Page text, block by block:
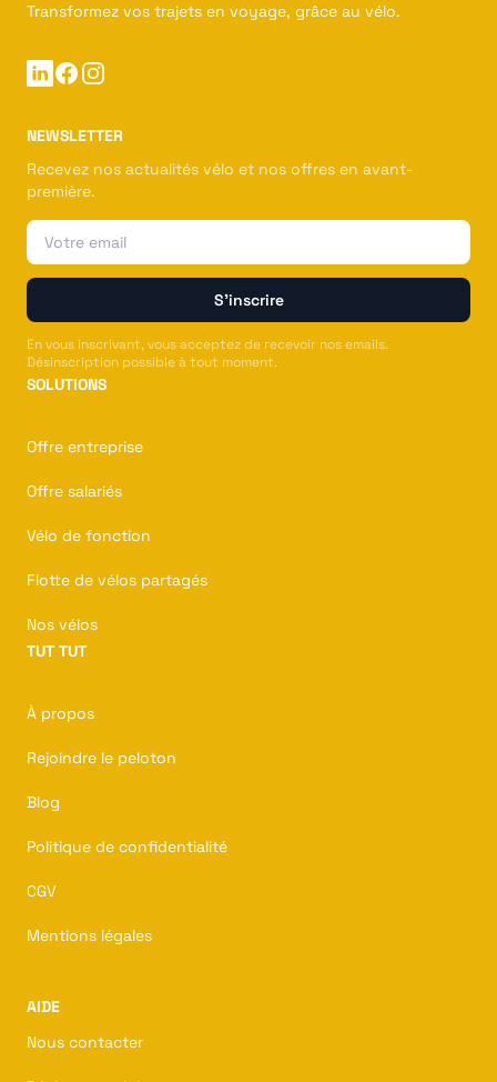
Transformez vos trajets en voyage, grâce au vélo.
Linkedin
Facebook
Instagram
NEWSLETTER
Recevez nos actualités vélo et nos offres en avant-
première.
Email
S'inscrire
En vous inscrivant, vous acceptez de recevoir nos emails.
Désinscription possible à tout moment.
SOLUTIONS
Offre entreprise
Offre salariés
Vélo de fonction
Flotte de vélos partagés
Nos vélos
TUT TUT
À propos
Rejoindre le peloton
Blog
Politique de confidentialité
CGV
Mentions légales
AIDE
Nous contacter